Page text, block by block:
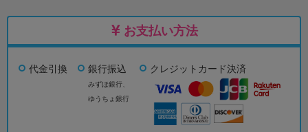
お支払い方法
代金引換 銀行振込
みずほ銀行、
ゆうちょ銀行
クレジットカード決済